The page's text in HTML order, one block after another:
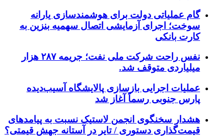
گام عملیاتی دولت برای هوشمندسازی یارانه
سوخت؛ اجرای آزمایشی اتصال سهمیه بنزین به
کارت بانکی
نفس راحت شرکت ملی نفت؛ جریمه ۲۸۷ هزار
میلیاردی متوقف شد.
عملیات اجرایی بازسازی پالایشگاه آسیب‌دیده
پارس جنوبی رسماً آغاز شد
هشدار سخنگوی انجمن لاستیک نسبت به پیامدهای
قیمت‌گذاری دستوری / تایر در آستانه جهش قیمتی؟